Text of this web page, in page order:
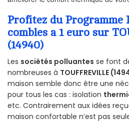
Profitez du Programme
combles a 1 euro sur
(14940)
Les sociétés polluantes se font
nombreuses à TOUFFREVILLE
maison semble donc être une
pour tous les cas : isolation
etc. Contrairement aux idées
maison confortable n’est pas